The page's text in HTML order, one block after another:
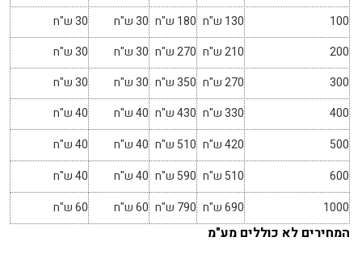
100
130 ש"ח 180 ש"ח 30 ש"ח
30 ש"ח
200
210 ש"ח 270 ש"ח 30 ש"ח
30 ש"ח
300
270 ש"ח 350 ש"ח 30 ש"ח
30 ש"ח
400
330 ש"ח 430 ש"ח 40 ש"ח
40 ש"ח
500
420 ש"ח 510 ש"ח 40 ש"ח
40 ש"ח
600
510 ש"ח 590 ש"ח 40 ש"ח
40 ש"ח
1000
690 ש"ח 790 ש"ח 60 ש"ח 60 ש"ח
המחירים לא כוללים מע"מ